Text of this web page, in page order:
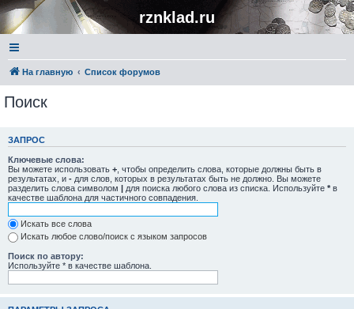
rznklad.ru
На главную Список форумов
Поиск
ЗАПРОС
Ключевые слова:
Вы можете использовать + , чтобы определить слова, которые должны быть в
результатах, и - для слов, которых в результатах быть не должно. Вы можете
разделить слова символом | для поиска любого слова из списка. Используйте * в
качестве шаблона для частичного совпадения.
Искать все слова
Искать любое слово/поиск с языком запросов
Поиск по автору:
Используйте * в качестве шаблона.